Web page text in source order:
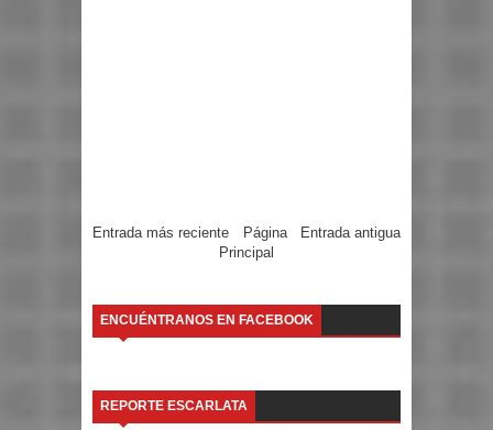
Entrada más reciente Entrada antigua
Página
Principal
ENCUÉNTRANOS EN FACEBOOK
REPORTE ESCARLATA